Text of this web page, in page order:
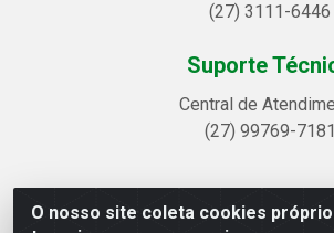
O nosso site coleta cookies
(27) 3111-6446
Suporte
Central de
(27) 99769-7181
Linhavix Distribuidora LTDA - Avenida